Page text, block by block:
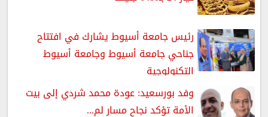
رئيس جامعة أسيوط يشارك في افتتاح
جناحي جامعة أسيوط وجامعة أسيوط
التكنولوجية
وفد بورسعيد: عودة محمد شردي إلى بيت
الأمة تؤكد نجاح مسار لم...